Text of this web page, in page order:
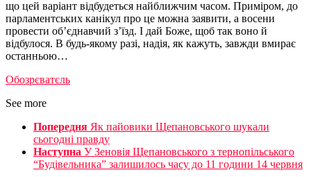
що цей варіант відбудеться найближчим часом. Приміром, до
парламентських канікул про це можна заявити, а восени
провести об’єднавчий з’їзд. І дай Боже, щоб так воно й
відбулося. В будь-якому разі, надія, як кажуть, завжди вмирає
останньою…
Обозрєватєль
See more
Попередня Як пайовики Щепановського шукали
сьогодні правду
Наступна У Зеновія Щепановського з тернопільського
“Будівельника” залишилось часу до 11 години 14 червня